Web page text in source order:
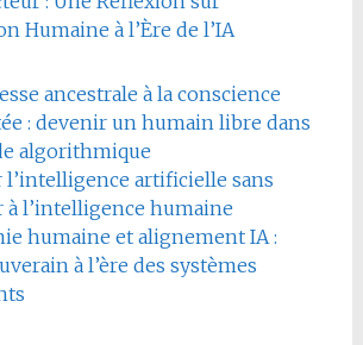
Humaine à l’Ère de l’IA
ancestrale à la conscience
: devenir un humain libre dans
algorithmique
l’intelligence artificielle sans
à l’intelligence humaine
humaine et alignement IA :
à l’ère des systèmes